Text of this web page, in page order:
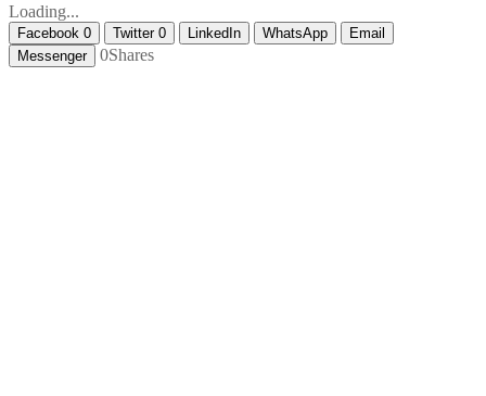
Loading...
Facebook 0 Twitter 0 LinkedIn WhatsApp
Email
Messenger
0Shares